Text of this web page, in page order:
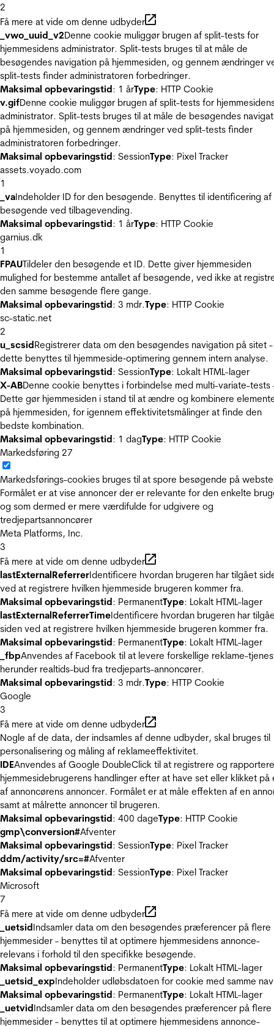
2
Få mere at vide om denne udbyder
_vwo_uuid_v2Denne cookie muliggør brugen af split-tests for
hjemmesidens administrator. Split-tests bruges til at måle de
besøgendes navigation på hjemmesiden, og gennem ændringer
split-tests finder administratoren forbedringer.
Maksimal opbevaringstid: 1 årType: HTTP Cookie
v.gifDenne cookie muliggør brugen af split-tests for
administrator. Split-tests bruges til at måle de besøgendes
på hjemmesiden, og gennem ændringer ved split-tests finder
administratoren forbedringer.
Maksimal opbevaringstid: SessionType: Pixel Tracker
assets.voyado.com
1
_vaIndeholder ID for den besøgende. Benyttes til identificering af
besøgende ved tilbagevending.
Maksimal opbevaringstid: 1 årType: HTTP Cookie
garnius.dk
1
FPAUTildeler den besøgende et ID. Dette giver hjemmesiden
mulighed for bestemme antallet af besøgende, ved ikke at
den samme besøgende flere gange.
Maksimal opbevaringstid: 3 mdr.Type: HTTP Cookie
sc-static.net
2
u_scsidRegistrerer data om den besøgendes navigation på sitet -
dette benyttes til hjemmeside‐optimering gennem intern analyse.
Maksimal opbevaringstid: SessionType: Lokalt HTML-lager
X-ABDenne cookie benyttes i forbindelse med multi-variate-tests
Dette gør hjemmesiden i stand til at ændre og kombinere
på hjemmesiden, for igennem effektivitetsmålinger at finde den
bedste kombination.
Maksimal opbevaringstid: 1 dagType: HTTP Cookie
Markedsføring 27
Markedsførings-cookies bruges til at spore besøgende på
Formålet er at vise annoncer der er relevante for den enkelte
og som dermed er mere værdifulde for udgivere og
tredjepartsannoncører
Meta Platforms, Inc.
3
Få mere at vide om denne udbyder
lastExternalReferrerIdentificere hvordan brugeren har tilgået
ved at registrere hvilken hjemmeside brugeren kommer fra.
Maksimal opbevaringstid: PermanentType: Lokalt HTML-lager
lastExternalReferrerTimeIdentificere hvordan brugeren har
siden ved at registrere hvilken hjemmeside brugeren kommer fra.
Maksimal opbevaringstid: PermanentType: Lokalt HTML-lager
_fbpAnvendes af Facebook til at levere forskellige reklame-
herunder realtids-bud fra tredjeparts-annoncører.
Maksimal opbevaringstid: 3 mdr.Type: HTTP Cookie
Google
3
Få mere at vide om denne udbyder
Nogle af de data, der indsamles af denne udbyder, skal bruges til
personalisering og måling af reklameeffektivitet.
IDEAnvendes af Google DoubleClick til at registrere og
hjemmesidebrugerens handlinger efter at have set eller klikket på
af annoncørens annoncer. Formålet er at måle effekten af en
samt at målrette annoncer til brugeren.
Maksimal opbevaringstid: 400 dageType: HTTP Cookie
gmp\conversion#Afventer
Maksimal opbevaringstid: SessionType: Pixel Tracker
ddm/activity/src=#Afventer
Maksimal opbevaringstid: SessionType: Pixel Tracker
Microsoft
7
Få mere at vide om denne udbyder
_uetsidIndsamler data om den besøgendes præferencer på flere
hjemmesider - benyttes til at optimere hjemmesidens annonce-
relevans i forhold til den specifikke besøgende.
Maksimal opbevaringstid: PermanentType: Lokalt HTML-lager
_uetsid_expIndeholder udløbsdatoen for cookie med samme
Maksimal opbevaringstid: PermanentType: Lokalt HTML-lager
_uetvidIndsamler data om den besøgendes præferencer på flere
hjemmesider - benyttes til at optimere hjemmesidens annonce-